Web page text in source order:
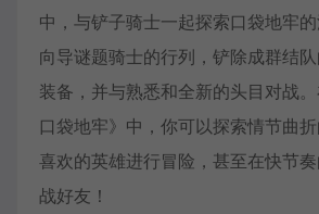
中，与铲子骑士一起探索口袋地牢
向导谜题骑士的行列，铲除成群结
装备，并与熟悉和全新的头目对战。
口袋地牢》中，你可以探索情节曲
喜欢的英雄进行冒险，甚至在快节
战好友！